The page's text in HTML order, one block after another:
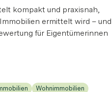
kompakt und praxisnah,
ermittelt wird – und
für Eigentümerinnen
Wohnimmobilien